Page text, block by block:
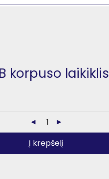
korpuso laikiklis
Į krepšelį